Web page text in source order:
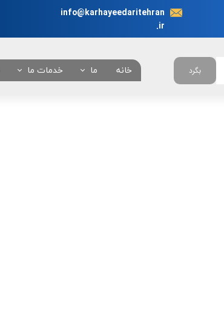
info@karhayeedaritehran
.ir
خانه ما خدمات ما بگرد